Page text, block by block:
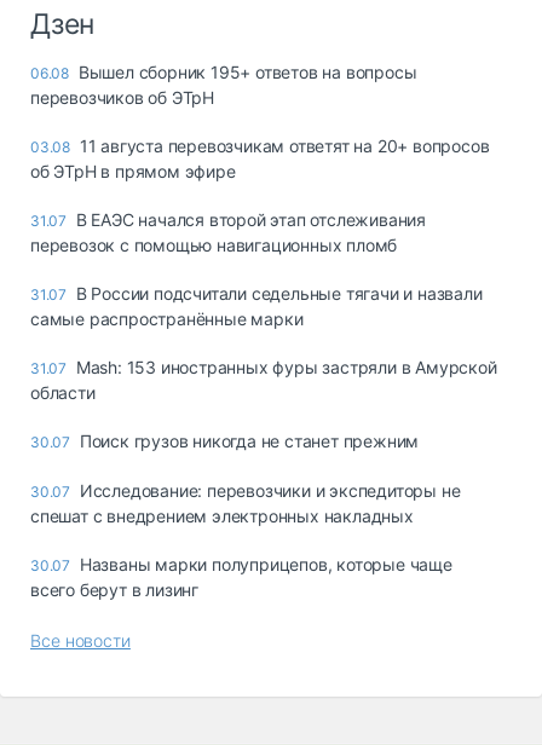
Дзен
06.08 Вышел сборник 195+ ответов на вопросы
перевозчиков об ЭТрН
03.08 11 августа перевозчикам ответят на 20+ вопросов
об ЭТрН в прямом эфире
31.07
В ЕАЭС начался второй этап отслеживания
перевозок с помощью навигационных пломб
31.07
В России подсчитали седельные тягачи и назвали
самые распространённые марки
31.07
Mash: 153 иностранных фуры застряли в Амурской
области
30.07 Поиск грузов никогда не станет прежним
30.07
Исследование: перевозчики и экспедиторы не
спешат с внедрением электронных накладных
30.07
Названы марки полуприцепов, которые чаще
всего берут в лизинг
Все новости